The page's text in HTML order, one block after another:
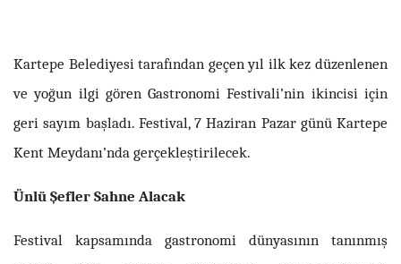
Kartepe Belediyesi tarafından geçen yıl ilk kez düzenlenen
ve yoğun ilgi gören Gastronomi Festivali’nin ikincisi için
geri sayım başladı. Festival, 7 Haziran Pazar günü Kartepe
Kent Meydanı’nda gerçekleştirilecek.
Ünlü Şefler Sahne Alacak
Festival kapsamında gastronomi dünyasının tanınmış